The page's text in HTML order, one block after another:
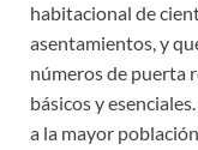
habitacional de
asentamientos, y
números de puerta
básicos y
a la mayor